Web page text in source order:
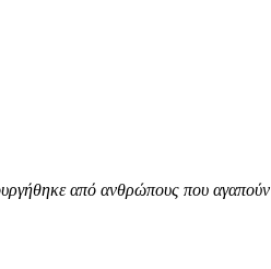
από ανθρώπους που αγαπούν